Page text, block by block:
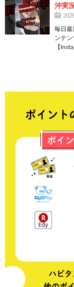
沖実
毎日最
ンテ
【